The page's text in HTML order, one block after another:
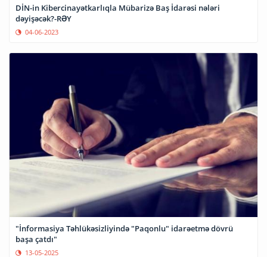
DİN-in Kibercinayətkarlıqla Mübarizə Baş İdarəsi nələri
dəyişəcək?-RƏY
04-06-2023
"İnformasiya Təhlükəsizliyində "Paqonlu" idarəetmə dövrü
başa çatdı"
13-05-2025